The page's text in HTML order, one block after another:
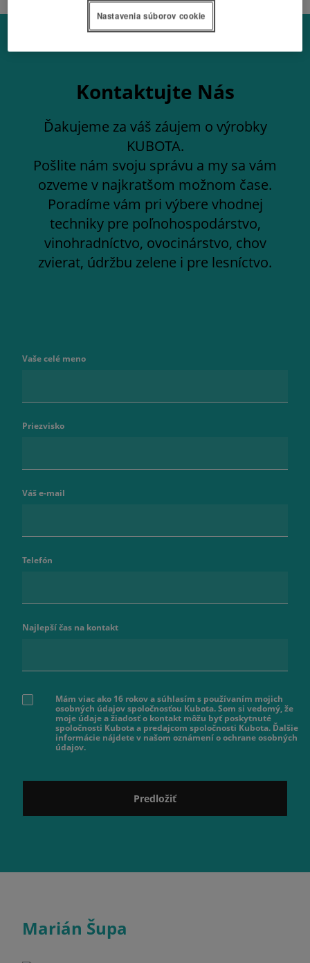
Kontaktujte Nás
Ďakujeme za váš záujem o výrobky
KUBOTA.
Pošlite nám svoju správu a my sa vám
ozveme v najkratšom možnom čase.
Poradíme vám pri výbere vhodnej
techniky pre poľnohospodárstvo,
vinohradníctvo, ovocinárstvo, chov
zvierat, údržbu zelene i pre lesníctvo.
Vaše celé meno
Priezvisko
Váš e-mail
Telefón
Najlepší čas na kontakt
Mám viac ako 16 rokov a súhlasím s používaním mojich
osobných údajov spoločnosťou Kubota. Som si vedomý, že
moje údaje a žiadosť o kontakt môžu byť poskytnuté
spoločnosti Kubota a predajcom spoločnosti Kubota. Ďalšie
informácie nájdete v našom oznámení o ochrane osobných
údajov.
Predložiť
Marián Šupa
Nastavenia súborov cookie